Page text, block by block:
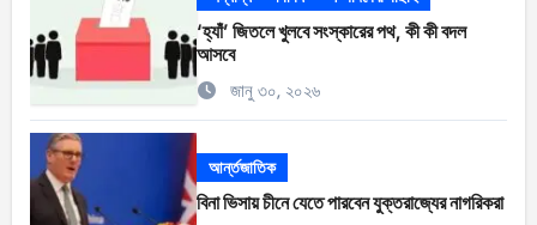
‘হ্যাঁ’ জিতলে খুলবে সংস্কারের পথ, কী কী বদল
আসবে
জানু ৩০, ২০২৬
আর্ন্তজাতিক
বিনা ভিসায় চীনে যেতে পারবেন যুক্তরাজ্যের নাগরিকরা